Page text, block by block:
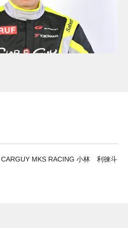
CARGUY MKS RACING 小林 利徠斗